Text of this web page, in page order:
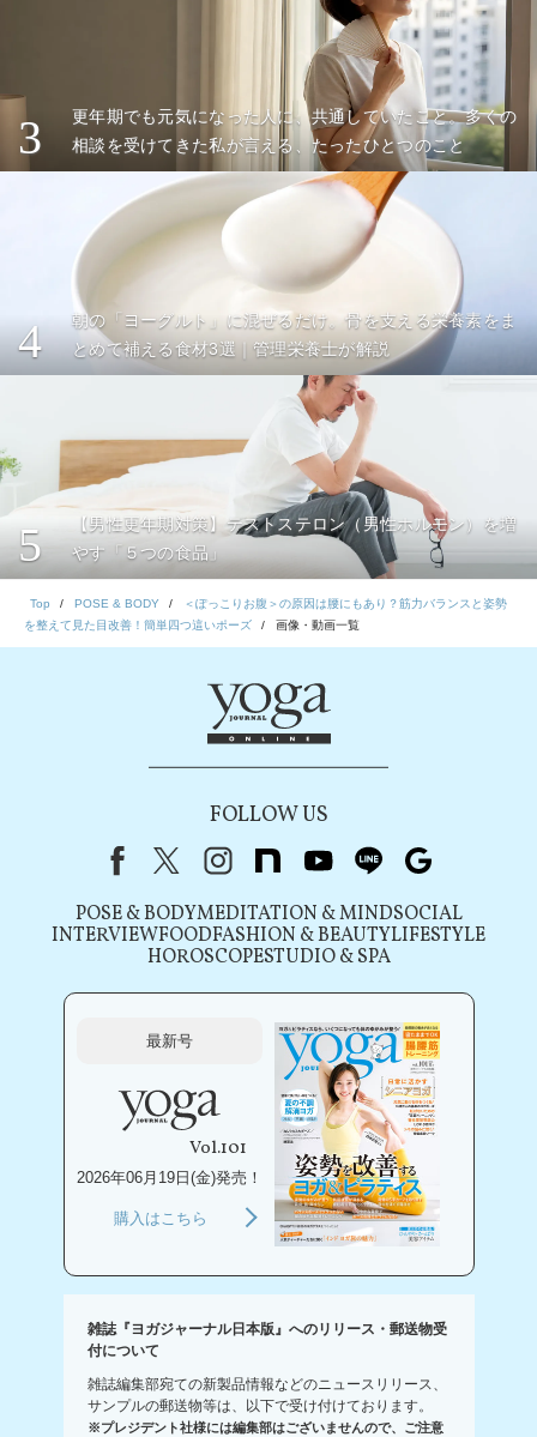
3
更年期でも元気になった人に、共通していたこと。多くの
相談を受けてきた私が言える、たったひとつのこと
4
朝の「ヨーグルト」に混ぜるだけ。骨を支える栄養素をま
とめて補える食材3選｜管理栄養士が解説
5
【男性更年期対策】テストステロン（男性ホルモン）を増
やす「５つの食品」
Top POSE & BODY
＜ぽっこりお腹＞の原因は腰にもあり？筋力バランスと姿勢
を整えて見た目改善！簡単四つ這いポーズ
画像・動画一覧
FOLLOW US
FacebookX（旧Twitter）
instagram
note youtubeline
POSE & BODYMEDITATION & MINDSOCIAL
INTERVIEWFOODFASHION & BEAUTYLIFESTYLE
HOROSCOPESTUDIO & SPA
最新号
Vol.101
2026年06月19日(金)発売！
購入はこちら
雑誌『ヨガジャーナル日本版』へのリリース・郵送物受
付について
雑誌編集部宛ての新製品情報などのニュースリリース、
サンプルの郵送物等は、以下で受け付けております。
※プレジデント社様には編集部はございませんので、ご注意